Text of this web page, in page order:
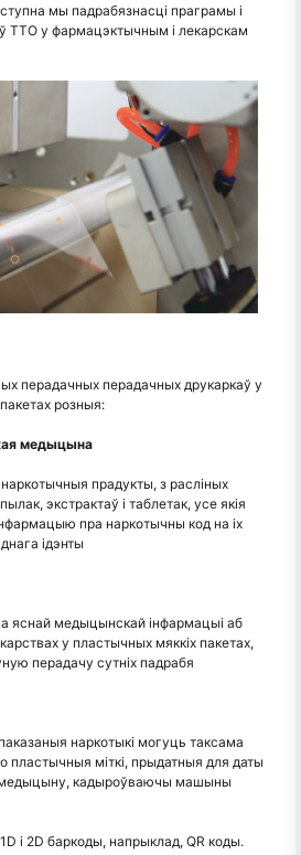
мы падрабязнасці праграмы і
TTO у фармацэктычным і лекарскам
перадачных перадачных друкаркаў у
розныя:
медыцына
прадукты, з расліных
экстрактаў і таблетак, усе якія
пра наркотычны код на іх
ідэнты
яснай медыцынскай інфармацыі аб
у пластычных мяккіх пакетах,
перадачу сутніх падрабя
наркотыкі могуць таксама
міткі, прыдатныя для даты
медыцыну, кадыроўваючы машыны
і 2D баркоды, напрыклад, QR коды.